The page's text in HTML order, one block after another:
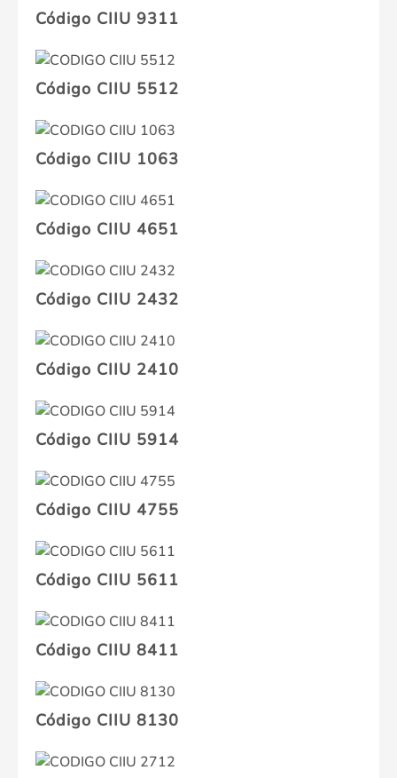
Código CIIU 9311
Código CIIU 5512
Código CIIU 1063
Código CIIU 4651
Código CIIU 2432
Código CIIU 2410
Código CIIU 5914
Código CIIU 4755
Código CIIU 5611
Código CIIU 8411
Código CIIU 8130